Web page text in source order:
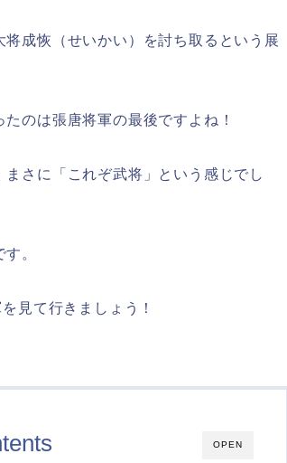
成恢（せいかい）を討ち取るという展
のは張唐将軍の最後ですよね！
さに「これぞ武将」という感じでし
。
見て行きましょう！
OPEN